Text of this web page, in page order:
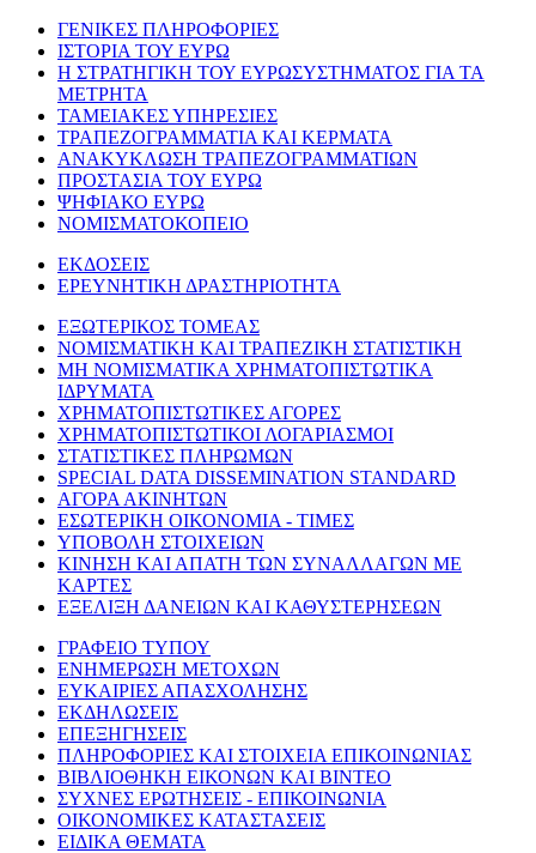
ΓΕΝΙΚΕΣ ΠΛΗΡΟΦΟΡΙΕΣ
ΙΣΤΟΡΙΑ ΤΟΥ ΕΥΡΩ
Η ΣΤΡΑΤΗΓΙΚΗ ΤΟΥ ΕΥΡΩΣΥΣΤΗΜΑΤΟΣ ΓΙΑ ΤΑ
ΜΕΤΡΗΤΑ
ΤΑΜΕΙΑΚΕΣ ΥΠΗΡΕΣΙΕΣ
ΤΡΑΠΕΖΟΓΡΑΜΜΑΤΙΑ ΚΑΙ ΚΕΡΜΑΤΑ
ΑΝΑΚΥΚΛΩΣΗ ΤΡΑΠΕΖΟΓΡΑΜΜΑΤΙΩΝ
ΠΡΟΣΤΑΣΙΑ ΤΟΥ ΕΥΡΩ
ΨΗΦΙΑΚΟ ΕΥΡΩ
ΝΟΜΙΣΜΑΤΟΚΟΠΕΙΟ
ΕΚΔΟΣΕΙΣ
ΕΡΕΥΝΗΤΙΚΗ ΔΡΑΣΤΗΡΙΟΤΗΤΑ
ΕΞΩΤΕΡΙΚΟΣ ΤΟΜΕΑΣ
ΝΟΜΙΣΜΑΤΙΚΗ ΚΑΙ ΤΡΑΠΕΖΙΚΗ ΣΤΑΤΙΣΤΙΚΗ
ΜΗ ΝΟΜΙΣΜΑΤΙΚΑ ΧΡΗΜΑΤΟΠΙΣΤΩΤΙΚΑ
ΙΔΡΥΜΑΤΑ
ΧΡΗΜΑΤΟΠΙΣΤΩΤΙΚΕΣ ΑΓΟΡΕΣ
ΧΡΗΜΑΤΟΠΙΣΤΩΤΙΚΟΙ ΛΟΓΑΡΙΑΣΜΟΙ
ΣΤΑΤΙΣΤΙΚΕΣ ΠΛΗΡΩΜΩΝ
SPECIAL DATA DISSEMINATION STANDARD
ΑΓΟΡΑ ΑΚΙΝΗΤΩΝ
ΕΣΩΤΕΡΙΚΗ ΟΙΚΟΝΟΜΙΑ - ΤΙΜΕΣ
ΥΠΟΒΟΛΗ ΣΤΟΙΧΕΙΩΝ
ΚΙΝΗΣΗ ΚΑΙ ΑΠΑΤΗ ΤΩΝ ΣΥΝΑΛΛΑΓΩΝ ΜΕ
ΚΑΡΤΕΣ
ΕΞΕΛΙΞΗ ΔΑΝΕΙΩΝ ΚΑΙ ΚΑΘΥΣΤΕΡΗΣΕΩΝ
ΓΡΑΦΕΙΟ ΤΥΠΟΥ
ΕΝΗΜΕΡΩΣΗ ΜΕΤΟΧΩΝ
ΕΥΚΑΙΡΙΕΣ ΑΠΑΣΧΟΛΗΣΗΣ
ΕΚΔΗΛΩΣΕΙΣ
ΕΠΕΞΗΓΗΣΕΙΣ
ΠΛΗΡΟΦΟΡΙΕΣ ΚΑΙ ΣΤΟΙΧΕΙΑ ΕΠΙΚΟΙΝΩΝΙΑΣ
ΒΙΒΛΙΟΘΗΚΗ ΕΙΚΟΝΩΝ ΚΑΙ ΒΙΝΤΕΟ
ΣΥΧΝΕΣ ΕΡΩΤΗΣΕΙΣ - ΕΠΙΚΟΙΝΩΝΙΑ
ΟΙΚΟΝΟΜΙΚΕΣ ΚΑΤΑΣΤΑΣΕΙΣ
ΕΙΔΙΚΑ ΘΕΜΑΤΑ